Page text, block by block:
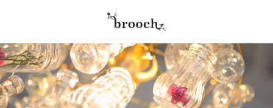
Menu
Home
最近の記事
2026.5.30
やってきました♡年に2回の、商品キャンペー
ン！！！毎年６月、１２月はbroochオープン